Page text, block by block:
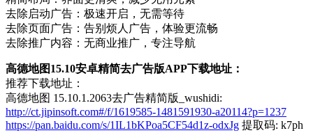
去除启动广告：极速开启，无需等待
去除页面广告：告别烦人广告，体验更流畅
去除推广内容：无商业推广，专注导航
高德地图15.10安卓精简去广告版APP下载地址：
推荐下载地址：
高德地图 15.10.1.2063去广告精简版_wushidi:
http://ct.jipinsoft.com#/f/1619585-1481591930-a20114?p=1237
https://pan.baidu.com/s/1IL1bKPoa5CF54d1z-odxJg 提取码: k7ph